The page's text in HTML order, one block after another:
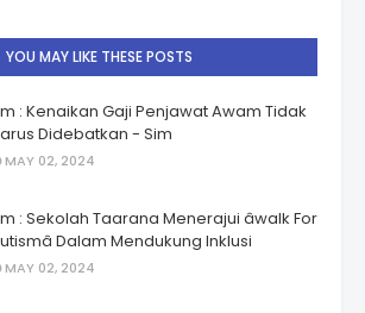
YOU MAY LIKE THESE POSTS
: Kenaikan Gaji Penjawat Awam Tidak
Didebatkan - Sim
MAY 02, 2024
: Sekolah Taarana Menerajui âwalk For
Dalam Mendukung Inklusi
MAY 02, 2024